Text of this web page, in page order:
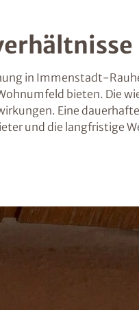
in Immenstadt-
bieten. Die
Eine
und die langfristige